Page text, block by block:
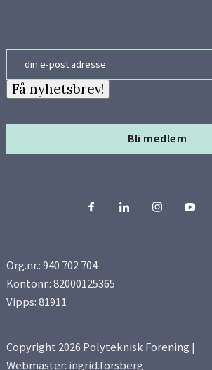
Bli medlem
Få nyhetsbrev!
Org.nr.: 940 702 704
Kontonr.: 82000125365
Vipps: 81911
Copyright 2026 Polyteknisk Forening |
Webmaster: ingrid.forsberg